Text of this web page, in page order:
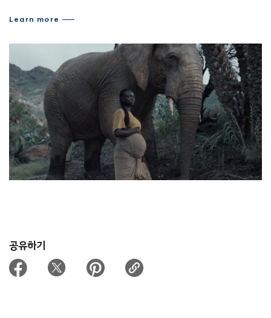
Learn more
공유하기